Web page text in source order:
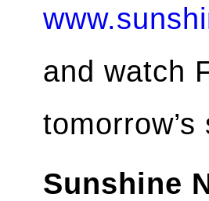
and watch
Sunshine